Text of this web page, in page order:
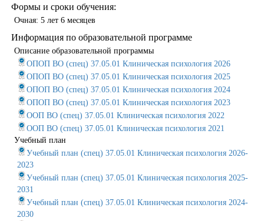
Формы и сроки обучения:
Очная: 5 лет 6 месяцев
Информация по образовательной программе
Описание образовательной программы
ОПОП ВО (спец) 37.05.01 Клиническая психология 2026
ОПОП ВО (спец) 37.05.01 Клиническая психология 2025
ОПОП ВО (спец) 37.05.01 Клиническая психология 2024
ОПОП ВО (спец) 37.05.01 Клиническая психология 2023
ООП ВО (спец) 37.05.01 Клиническая психология 2022
ООП ВО (спец) 37.05.01 Клиническая психология 2021
Учебный план
Учебный план (спец) 37.05.01 Клиническая психология 2026-
2023
Учебный план (спец) 37.05.01 Клиническая психология 2025-
2031
Учебный план (спец) 37.05.01 Клиническая психология 2024-
2030